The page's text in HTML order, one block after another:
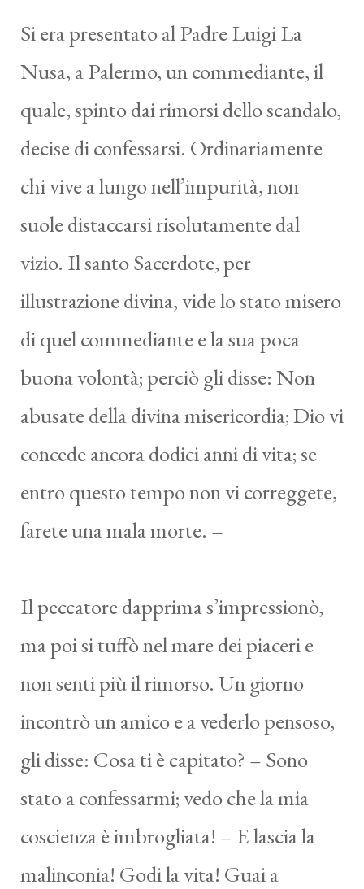
Si era presentato al Padre Luigi La
Nusa, a Palermo, un commediante, il
quale, spinto dai rimorsi dello scandalo,
decise di confessarsi. Ordinariamente
chi vive a lungo nell’impurità, non
suole distaccarsi risolutamente dal
vizio. Il santo Sacerdote, per
illustrazione divina, vide lo stato misero
di quel commediante e la sua poca
buona volontà; perciò gli disse: Non
abusate della divina misericordia; Dio vi
concede ancora dodici anni di vita; se
entro questo tempo non vi correggete,
farete una mala morte. –
Il peccatore dapprima s’impressionò,
ma poi si tuffò nel mare dei piaceri e
non senti più il rimorso. Un giorno
incontrò un amico e a vederlo pensoso,
gli disse: Cosa ti è capitato? – Sono
stato a confessarmi; vedo che la mia
coscienza è imbrogliata! – E lascia la
malinconia! Godi la vita! Guai a